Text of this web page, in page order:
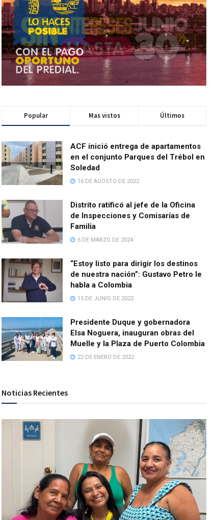
Popular Mas vistos Últimos
ACF inició entrega de apartamentos
en el conjunto Parques del Trébol en
Soledad
16 DE AGOSTO DE 2022
Distrito ratificó al jefe de la Oficina
de Inspecciones y Comisarías de
Familia
6 DE MARZO DE 2024
“Estoy listo para dirigir los destinos
de nuestra nación”: Gustavo Petro le
habla a Colombia
15 DE JUNIO DE 2022
Presidente Duque y gobernadora
Elsa Noguera, inauguran obras del
Muelle y la Plaza de Puerto Colombia
22 DE ENERO DE 2022
Noticias Recientes